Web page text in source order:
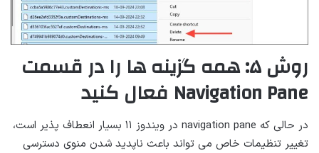
روش ۵: همه گزینه ها را در قسمت
Navigation Pane فعال کنید
در حالی که navigation pane در ویندوز ۱۱ بسیار انعطاف پذیر است،
تغییر تنظیمات خاص می تواند باعث ناپدید شدن منوی دسترسی